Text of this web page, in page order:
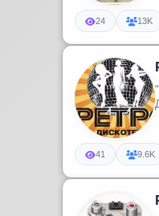
24 13K
41 9.6K